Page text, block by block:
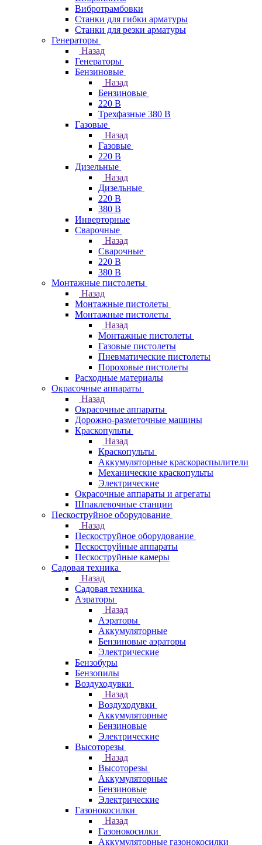
Вибротрамбовки
Станки для гибки арматуры
Станки для резки арматуры
Генераторы
Назад
Генераторы
Бензиновые
Назад
Бензиновые
220 В
Трехфазные 380 В
Газовые
Назад
Газовые
220 В
Дизельные
Назад
Дизельные
220 В
380 В
Инверторные
Сварочные
Назад
Сварочные
220 В
380 В
Монтажные пистолеты
Назад
Монтажные пистолеты
Монтажные пистолеты
Назад
Монтажные пистолеты
Газовые пистолеты
Пневматические пистолеты
Пороховые пистолеты
Расходные материалы
Окрасочные аппараты
Назад
Окрасочные аппараты
Дорожно-разметочные машины
Краскопульты
Назад
Краскопульты
Аккумуляторные краскораспылители
Механические краскопульты
Электрические
Окрасочные аппараты и агрегаты
Шпаклевочные станции
Пескоструйное оборудование
Назад
Пескоструйное оборудование
Пескоструйные аппараты
Пескоструйные камеры
Садовая техника
Назад
Садовая техника
Аэраторы
Назад
Аэраторы
Аккумуляторные
Бензиновые аэраторы
Электрические
Бензобуры
Бензопилы
Воздуходувки
Назад
Воздуходувки
Аккумуляторные
Бензиновые
Электрические
Высоторезы
Назад
Высоторезы
Аккумуляторные
Бензиновые
Электрические
Газонокосилки
Назад
Газонокосилки
Аккумуляторные газонокосилки